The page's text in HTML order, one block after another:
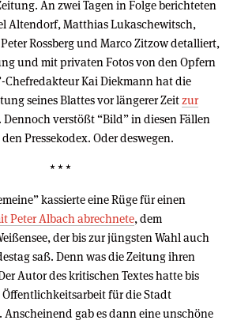
An zwei Tagen in Folge berichteten
Altendorf, Matthias Lukaschewitsch,
Rossberg und Marco Zitzow detalliert,
und mit privaten Fotos von den Opfern
Chefredakteur Kai Diekmann hat die
seines Blattes vor längerer Zeitzur
. Dennoch verstößt “Bild” in diesen Fällen
Pressekodex. Oder deswegen.
* * *
kassierte eine Rüge für einen
Peter Albach abrechnete, dem
der bis zur jüngsten Wahl auch
saß. Denn was die Zeitung ihren
Autor des kritischen Textes hatte bis
für die Stadt
Anscheinend gab es dann eine unschöne